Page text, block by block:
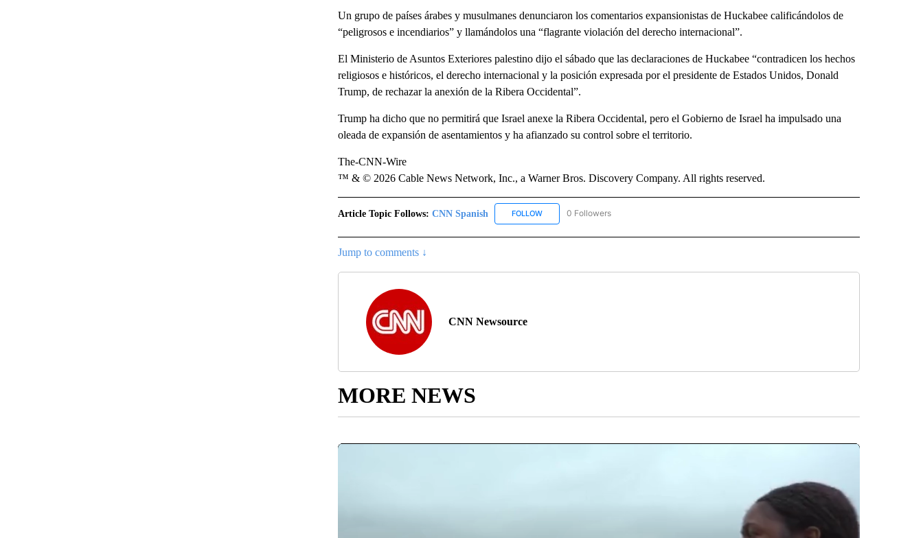
Un grupo de países árabes y musulmanes denunciaron los comentarios expansionistas de Huckabee calificándolos de
“peligrosos e incendiarios” y llamándolos una “flagrante violación del derecho internacional”.
El Ministerio de Asuntos Exteriores palestino dijo el sábado que las declaraciones de Huckabee “contradicen los hechos
religiosos e históricos, el derecho internacional y la posición expresada por el presidente de Estados Unidos, Donald
Trump, de rechazar la anexión de la Ribera Occidental”.
Trump ha dicho que no permitirá que Israel anexe la Ribera Occidental, pero el Gobierno de Israel ha impulsado una
oleada de expansión de asentamientos y ha afianzado su control sobre el territorio.
The-CNN-Wire
™ & © 2026 Cable News Network, Inc., a Warner Bros. Discovery Company. All rights reserved.
Article Topic Follows: CNN Spanish FOLLOWFOLLOW "CNN SPANISH" TO RECEIVE NOTIFICATIONS ABOUT NEW PAGES ON "CNN SPANISH".
0 Followers
Jump to comments ↓
CNN Newsource
MORE NEWS